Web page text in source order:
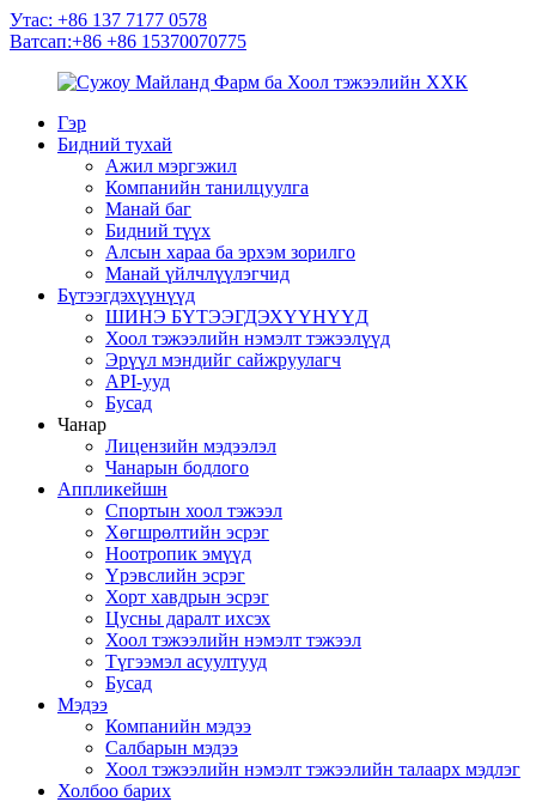
Утас: +86 137 7177 0578
Ватсап:+86 +86 15370070775
Гэр
Бидний тухай
Ажил мэргэжил
Компанийн танилцуулга
Манай баг
Бидний түүх
Алсын хараа ба эрхэм зорилго
Манай үйлчлүүлэгчид
Бүтээгдэхүүнүүд
ШИНЭ БҮТЭЭГДЭХҮҮНҮҮД
Хоол тэжээлийн нэмэлт тэжээлүүд
Эрүүл мэндийг сайжруулагч
API-ууд
Бусад
Чанар
Лицензийн мэдээлэл
Чанарын бодлого
Аппликейшн
Спортын хоол тэжээл
Хөгшрөлтийн эсрэг
Ноотропик эмүүд
Үрэвслийн эсрэг
Хорт хавдрын эсрэг
Цусны даралт ихсэх
Хоол тэжээлийн нэмэлт тэжээл
Түгээмэл асуултууд
Бусад
Мэдээ
Компанийн мэдээ
Салбарын мэдээ
Хоол тэжээлийн нэмэлт тэжээлийн талаарх мэдлэг
Холбоо барих